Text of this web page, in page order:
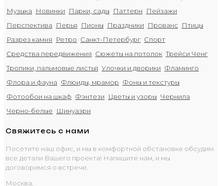
Музыка
Новинки Парки, сады Паттерн
Пейзажи
Перспектива
Перья Пионы Праздники Прованс
Птицы
Разрез камня
Ретро Санкт-Петербург Спорт
Средства передвижения Сюжеты на потолок Трейси Ченг
Тропики, пальмовые листья Улочки и дворики Фламинго
Флора и фауна Флюиды, мрамор Фоны и текстуры
Фотообои на шкаф Фэнтези Цветы и узоры Чернила
Черно-белые
Шинуазри
Свяжитесь с нами
Посетите наш офис, и мы в комфортной обстановке обсудим
все детали Вашего проекта! Напишите нам, и мы
договоримся о встрече.
Москва,